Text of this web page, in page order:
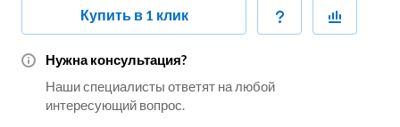
Купить в 1 клик
Нужна консультация?
Наши специалисты ответят на любой
интересующий вопрос.